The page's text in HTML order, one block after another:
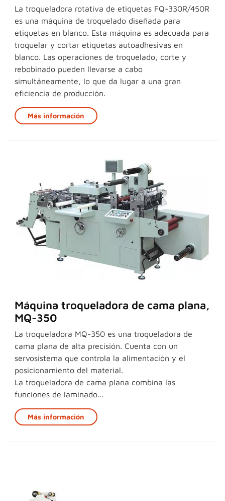
La troqueladora rotativa de etiquetas FQ-330R/450R
es una máquina de troquelado diseñada para
etiquetas en blanco. Esta máquina es adecuada para
troquelar y cortar etiquetas autoadhesivas en
blanco. Las operaciones de troquelado, corte y
rebobinado pueden llevarse a cabo
simultáneamente, lo que da lugar a una gran
eficiencia de producción.
Más información
Máquina troqueladora de cama plana,
MQ-350
La troqueladora MQ-350 es una troqueladora de
cama plana de alta precisión. Cuenta con un
servosistema que controla la alimentación y el
posicionamiento del material.
La troqueladora de cama plana combina las
funciones de laminado...
Más información